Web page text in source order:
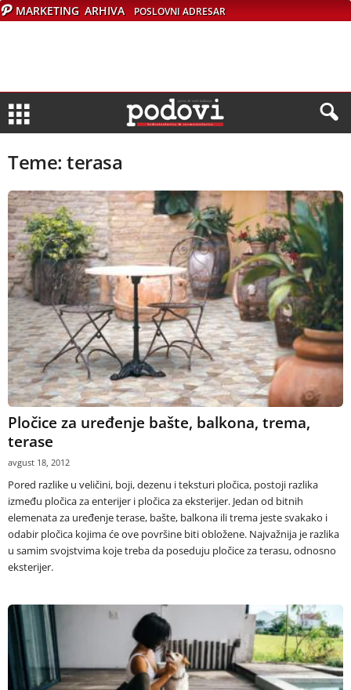
MARKETING ARHIVA POSLOVNI ADRESAR
Teme: terasa
Pločice za uređenje bašte, balkona, trema,
terase
avgust 18, 2012
Pored razlike u veličini, boji, dezenu i teksturi pločica, postoji razlika
između pločica za enterijer i pločica za eksterijer. Jedan od bitnih
elemenata za uređenje terase, bašte, balkona ili trema jeste svakako i
odabir pločica kojima će ove površine biti obložene. Najvažnija je razlika
u samim svojstvima koje treba da poseduju pločice za terasu, odnosno
eksterijer.